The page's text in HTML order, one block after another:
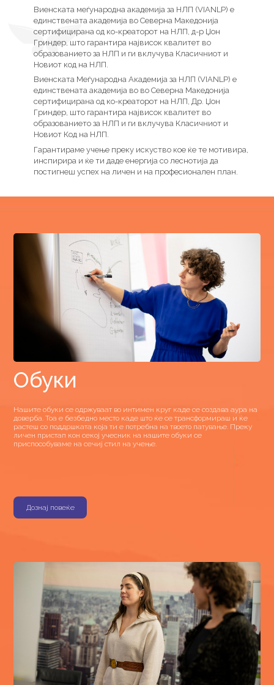
Виенската меѓународна академија за НЛП (VIANLP) е
единствената академија во Северна Македонија
сертифицирана од ко-креаторот на НЛП, д-р Џон
Гриндер, што гарантира највисок квалитет во
образованието за НЛП и ги вклучува Класичниот и
Новиот код на НЛП.
Виенската Меѓународна Академија за НЛП (VIANLP) е
единствената академија во во Северна Македонија
сертифицирана од ко-креаторот на НЛП, Др. Џон
Гриндер, што гарантира највисок квалитет во
образованието за НЛП и ги вклучува Класичниот и
Новиот Код на НЛП.
Гарантираме учење преку искуство кое ќе те мотивира,
инспирира и ќе ти даде енергија со леснотија да
постигнеш успех на личен и на професионален план.
Обуки
Нашите обуки се одржуваат во интимен круг каде се создава аура на
доверба. Тоа е безбедно место каде што ќе се трансформираш и ќе
растеш со поддршката која ти е потребна на твоето патување. Преку
личен пристап кон секој учесник на нашите обуки се
приспособуваме на сечиј стил на учење.
Дознај повеќе